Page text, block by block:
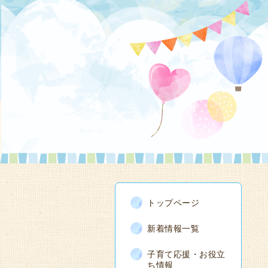
トップページ
新着情報一覧
子育て応援・お役立
ち情報